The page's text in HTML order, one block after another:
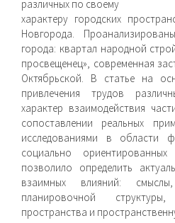
различных по своему
характеру городских
Новгорода.
города: квартал народной
просвещенец», современная
Октябрьской. В статье на
привлечения трудов
характер взаимодействия
сопоставлении реальных
исследованиями в области
социально
позволило определить
взаимных влияний:
планировочной
пространства и